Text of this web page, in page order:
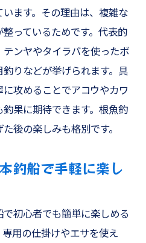
めるイカ釣りのポイント
アオリイカ釣りの極意
ジングとテンヤ入門
お手軽アジング体験ガイ
でも安心の始め方とコツ
えるテンヤ活用術を紹介
ます。その理由は、複雑な
っているためです。代表的
ンヤやタイラバを使ったボ
釣りなどが挙げられます。具
攻めることでアコウやカワ
果に期待できます。根魚釣
後の楽しみも格別です。
釣船で手軽に楽し
初心者でも簡単に楽しめる
用の仕掛けやエサを使え